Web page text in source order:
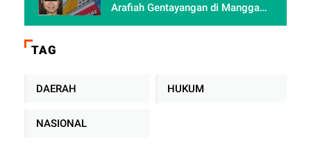
Arafiah Gentayangan di Mangga
Dua Square Jakarta
TAG
DAERAH HUKUM
NASIONAL